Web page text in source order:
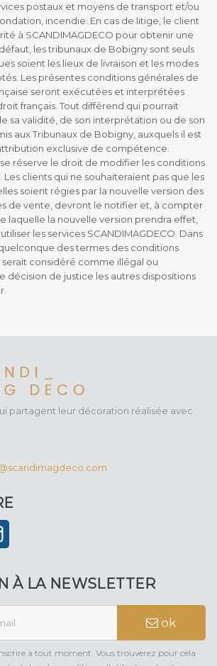
postaux et moyens de transport et/ou
incendie. En cas de litige, le client
à SCANDIMAGDECO pour obtenir une
les tribunaux de Bobigny sont seuls
soient les lieux de livraison et les modes
Les présentes conditions générales de
seront exécutées et interprétées
français. Tout différend qui pourrait
sa validité, de son interprétation ou de son
aux Tribunaux de Bobigny, auxquels il est
exclusive de compétence.
se réserve le droit de modifier les conditions
clients qui ne souhaiteraient pas que les
soient régies par la nouvelle version des
de vente, devront le notifier et, à compter
laquelle la nouvelle version prendra effet,
les services SCANDIMAGDECO. Dans
des termes des conditions
considéré comme illégal ou
décision de justice les autres dispositions
partagent leur décoration réalisée avec
À LA NEWSLETTER
ok
à tout moment. Vous trouverez pour cela